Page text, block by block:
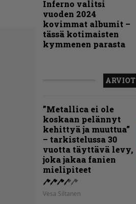
Inferno valitsi
vuoden 2024
kovimmat albumit –
tässä kotimaisten
kymmenen parasta
ARVIOT
”Metallica ei ole
koskaan pelännyt
kehittyä ja muuttua”
– tarkistelussa 30
vuotta täyttävä levy,
joka jakaa fanien
mielipiteet
Vesa Siltanen